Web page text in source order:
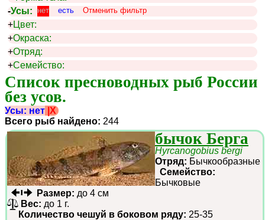
-Усы: нет есть Отменить фильтр
+Цвет:
+Окраска:
+Отряд:
+Семейство:
Список пресноводных рыб России
без усов.
Усы: нет |X
Всего рыб найдено: 244
бычок Берга
Hyrcanogobius bergi
Отряд: Бычкообразные
Семейство:
Бычковые
Размер: до 4 см
Вес: до 1 г.
Количество чешуй в боковом ряду: 25-35